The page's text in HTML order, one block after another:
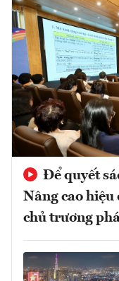
Để quyết
Nâng cao hiệu
chủ trương